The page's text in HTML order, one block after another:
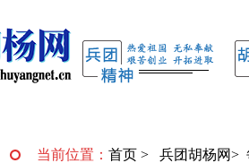
当前位置： 首页 > 兵团胡杨网>